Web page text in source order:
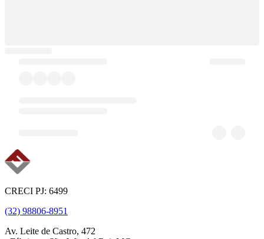
CRECI PJ: 6499
(32) 98806-8951
Av. Leite de Castro, 472